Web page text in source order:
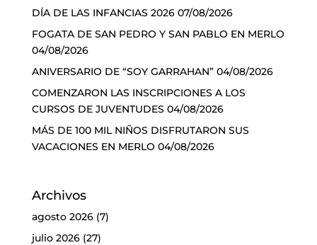
DÍA DE LAS INFANCIAS 2026 07/08/2026
FOGATA DE SAN PEDRO Y SAN PABLO EN MERLO
04/08/2026
ANIVERSARIO DE “SOY GARRAHAN” 04/08/2026
COMENZARON LAS INSCRIPCIONES A LOS
CURSOS DE JUVENTUDES 04/08/2026
MÁS DE 100 MIL NIÑOS DISFRUTARON SUS
VACACIONES EN MERLO 04/08/2026
Archivos
agosto 2026(7)
julio 2026(27)